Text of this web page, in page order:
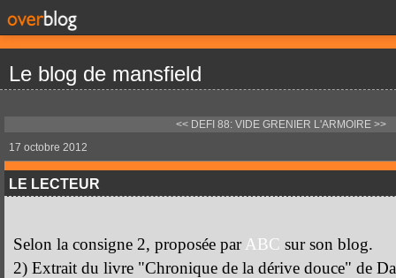
Le blog de mansfield
<< DEFI 88: VIDE GRENIER L'ARMOIRE >>
17 octobre 2012
LE LECTEUR
Selon la consigne 2, proposée par ABC sur son blog.
2) Extrait du livre "Chronique de la dérive douce" de